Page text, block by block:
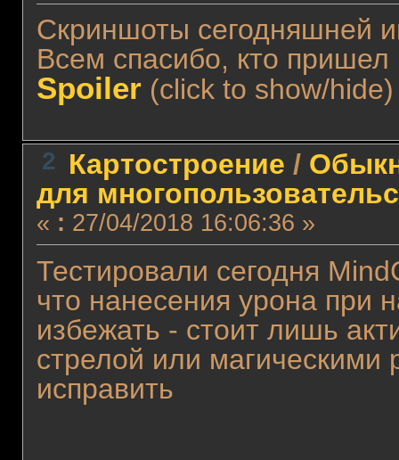
Скриншоты сегодняшней
Всем спасибо, кто пришел
Spoiler (click to show/hide)
2 Картостроение /
для
« : 27/04/2018 16:06:36 »
Тестировали сегодня
что нанесения урона при
избежать - стоит лишь
стрелой или
исправить